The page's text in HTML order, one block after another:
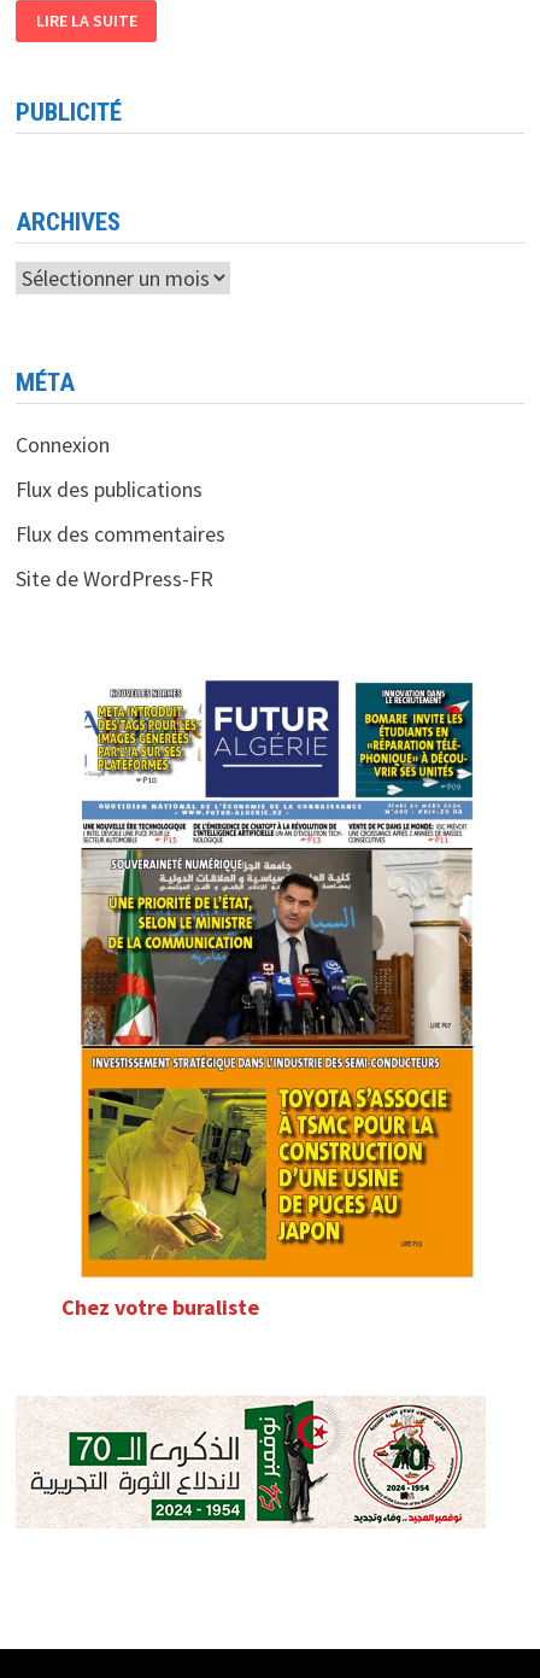
VENTES
DE
DEUXIÈME
TRIMESTRE
LES
DÉFIS
LIRE LA SUITE
PUBLICITÉ
ARCHIVES
Archives
MÉTA
Connexion
Flux des publications
Flux des commentaires
Site de WordPress-FR
Chez votre buraliste